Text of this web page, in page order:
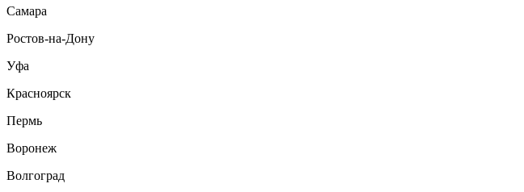
Самара
Ростов-на-Дону
Уфа
Красноярск
Пермь
Воронеж
Волгоград